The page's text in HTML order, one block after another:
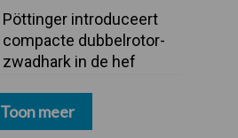
Pöttinger introduceert
compacte dubbelrotor-
zwadhark in de hef
Toon meer